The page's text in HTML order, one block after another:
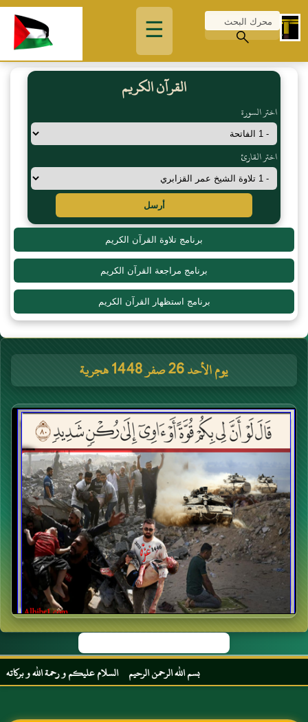
☰
القرآن الكريم
اختر السورة
اختر القارئ
أرسل
برنامج تلاوة القرآن الكريم
برنامج مراجعة القرآن الكريم
برنامج استظهار القرآن الكريم
يوم الأحد 26 صفر 1448 هجرية
بسم الله الرحمن الرحيم السلام عليكم و رحمة الله و بركاته